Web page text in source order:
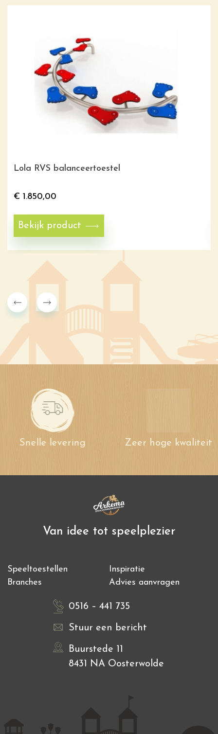
Lola RVS balanceertoestel
€ 1.850,00
Bekijk product
Snelle levering Zeer hoge kwaliteit
Van idee tot speelplezier
Speeltoestellen
Inspiratie
Branches
Advies aanvragen
0516 – 441 735
Stuur een bericht
Buurstede 11
8431 NA Oosterwolde